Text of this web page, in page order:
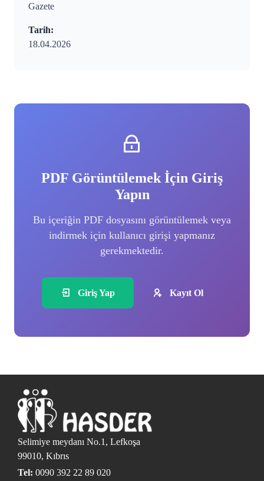
Gazete
Tarih:
18.04.2026
PDF Görüntülemek İçin Giriş
Yapın
Bu içeriğin PDF dosyasını görüntülemek veya
indirmek için kullanıcı girişi yapmanız
gerekmektedir.
Giriş Yap Kayıt Ol
Selimiye meydanı No.1, Lefkoşa
99010, Kıbrıs
Tel: 0090 392 22 89 020